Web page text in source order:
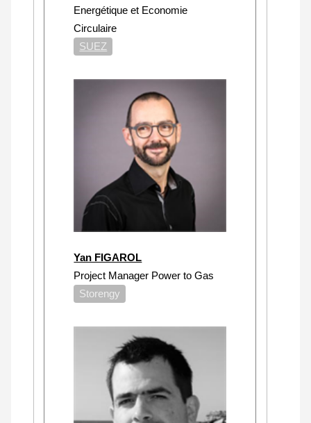
Energétique et Economie
Circulaire
SUEZ
Yan FIGAROL
Project Manager Power to Gas
Storengy